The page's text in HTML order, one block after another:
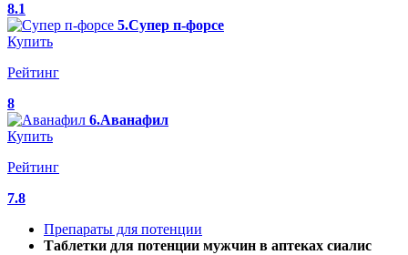
8.1
5.Супер п-форсе
Купить
Рейтинг
8
6.Аванафил
Купить
Рейтинг
7.8
Препараты для потенции
Таблетки для потенции мужчин в аптеках сиалис